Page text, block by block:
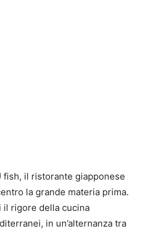
fish, il ristorante giapponese
la grande materia prima.
il rigore della cucina
in un’alternanza tra